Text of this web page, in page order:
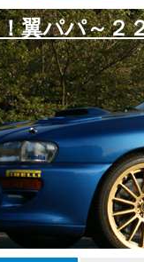
翼パパ～２